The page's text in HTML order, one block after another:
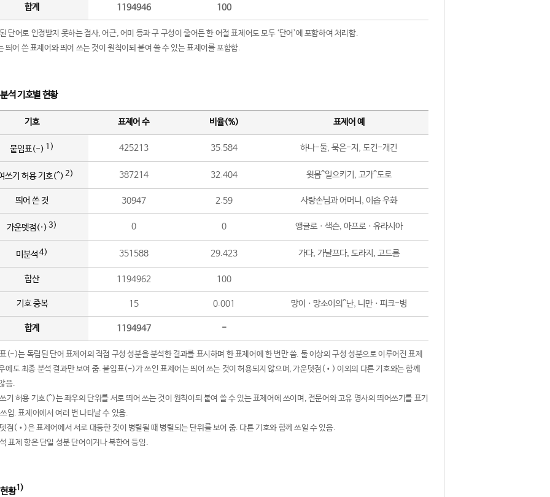
합계 1194946 100
단어로 인정받지 못하는 접사, 어근, 어미 등과 구 구성이 줄어든 한 어절 표제어도 모두 ‘단어’에 포함하여 처리함.
띄어 쓴 표제어와 띄어 쓰는 것이 원칙이되 붙여 쓸 수 있는 표제어를 포함함.
석 기호별 현황
기호 표제어 수 비율(%) 표제어 예
붙임표(-) 1) 425213 35.584 하나-둘, 묵은-지, 도긴-개긴
쓰기 허용 기호(^) 2) 387214 32.404 윗몸^일으키기, 고가^도로
띄어 쓴 것 30947 2.59 사랑손님과 어머니, 이솝 우화
가운뎃점(·) 3) 0 0 앵글로ㆍ색슨, 아프로ㆍ유라시아
미분석 4) 351588 29.423 가다, 가냘프다, 도라지, 고드름
합산 1194962 100
기호 중복 15 0.001 망이ㆍ망소이의^난, 니만ㆍ피크-병
합계 1194947 -
(-)는 독립된 단어 표제어의 직접 구성 성분을 분석한 결과를 표시하며 한 표제어에 한 번만 씀. 둘 이상의 구성 성분으로 이루어진 표제
에도 최종 분석 결과만 보여 줌. 붙임표(-)가 쓰인 표제어는 띄어 쓰는 것이 허용되지 않으며, 가운뎃점(•) 이외의 다른 기호와는 함께
음.
기 허용 기호(^)는 좌우의 단위를 서로 띄어 쓰는 것이 원칙이되 붙여 쓸 수 있는 표제어에 쓰이며, 전문어와 고유 명사의 띄어쓰기를 표기
임. 표제어에서 여러 번 나타날 수 있음.
점(•)은 표제어에서 서로 대등한 것이 병렬될 때 병렬되는 단위를 보여 줌. 다른 기호와 함께 쓰일 수 있음.
표제 항은 단일 성분 단어이거나 북한어 등임.
황1)